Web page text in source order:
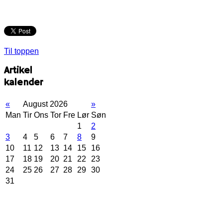
Til toppen
Artikel
kalender
« August 2026
»
Man Tir Ons Tor Fre Lør Søn
1
2
3
4 5 6 7 8
9
10
11 12 13 14 15
16
17
18 19 20 21 22
23
24
25 26 27 28 29 30
31